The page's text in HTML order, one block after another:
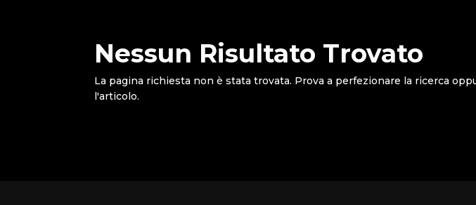
Nessun Risultato Trovato
La pagina richiesta non è stata trovata. Prova a perfezionare la ricerca
l'articolo.